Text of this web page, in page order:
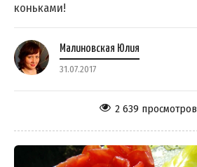
коньками!
Малиновская Юлия
31.07.2017
2 639 просмотров